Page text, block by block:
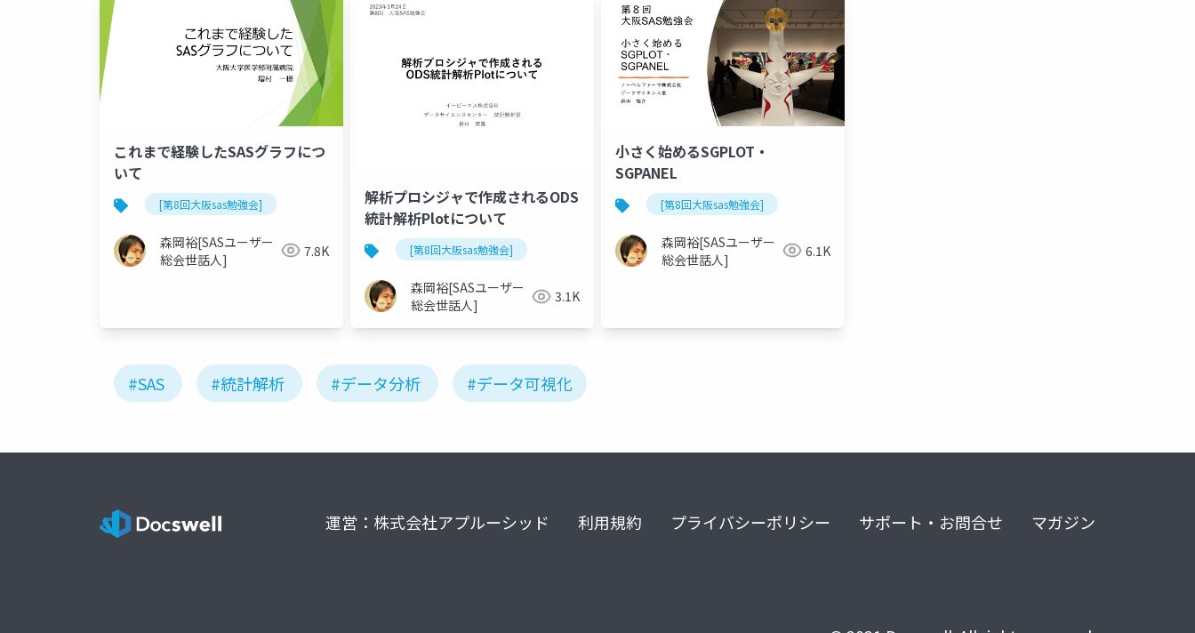
これまで経験したSASグラフにつ
いて
[第8回大阪sas勉強会]
森岡裕[SASユーザー
総会世話人]
7.8K
解析プロシジャで作成されるODS
統計解析Plotについて
[第8回大阪sas勉強会]
森岡裕[SASユーザー
総会世話人]
3.1K
小さく始めるSGPLOT・
SGPANEL
[第8回大阪sas勉強会]
森岡裕[SASユーザー
総会世話人]
6.1K
#SAS #統計解析 #データ分析 #データ可視化
運営：株式会社アプルーシッド 利用規約 プライバシーポリシー サポート・お問合せ マガジン